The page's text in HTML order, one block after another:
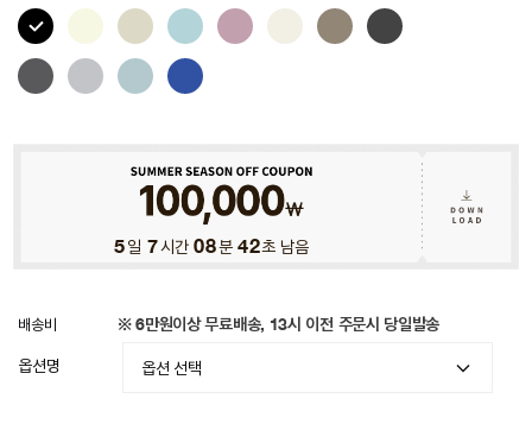
5일 7시간 08분 39초 남음
배송비 ※ 6만원이상 무료배송, 13시 이전 주문시 당일발송
옵션명